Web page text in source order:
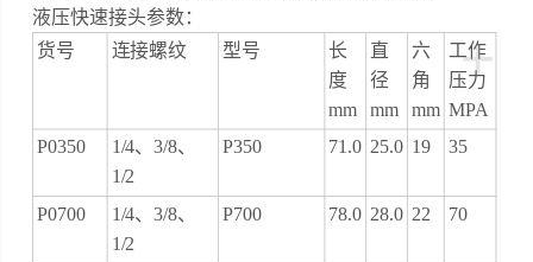
液压快速接头参数：
+
货号 连接螺纹 型号 长
度
mm
直
径
mm
六
角
mm
工作
压力
MPA
P0350
1/4、3/8、
1/2
P350 71.0 25.0 19 35
P0700 1/4、3/8、
1/2
P700 78.0 28.0 22 70